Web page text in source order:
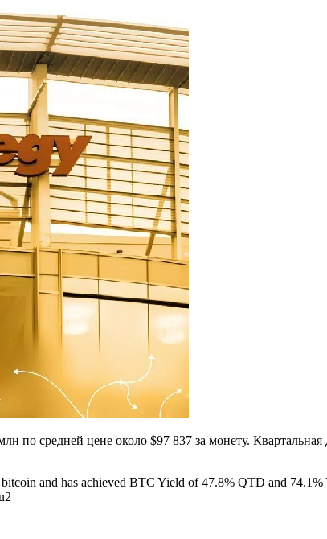
по средней цене около $97 837 за монету.
and has achieved BTC Yield of 47.8% QTD and